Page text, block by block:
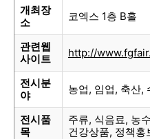
개최장
소
코엑스 1층 B홀
관련웹
사이트
http://
전시분
야
농업, 임업, 축산,
전시품
목
주류, 식음료, 농
건강상품, 정책홍